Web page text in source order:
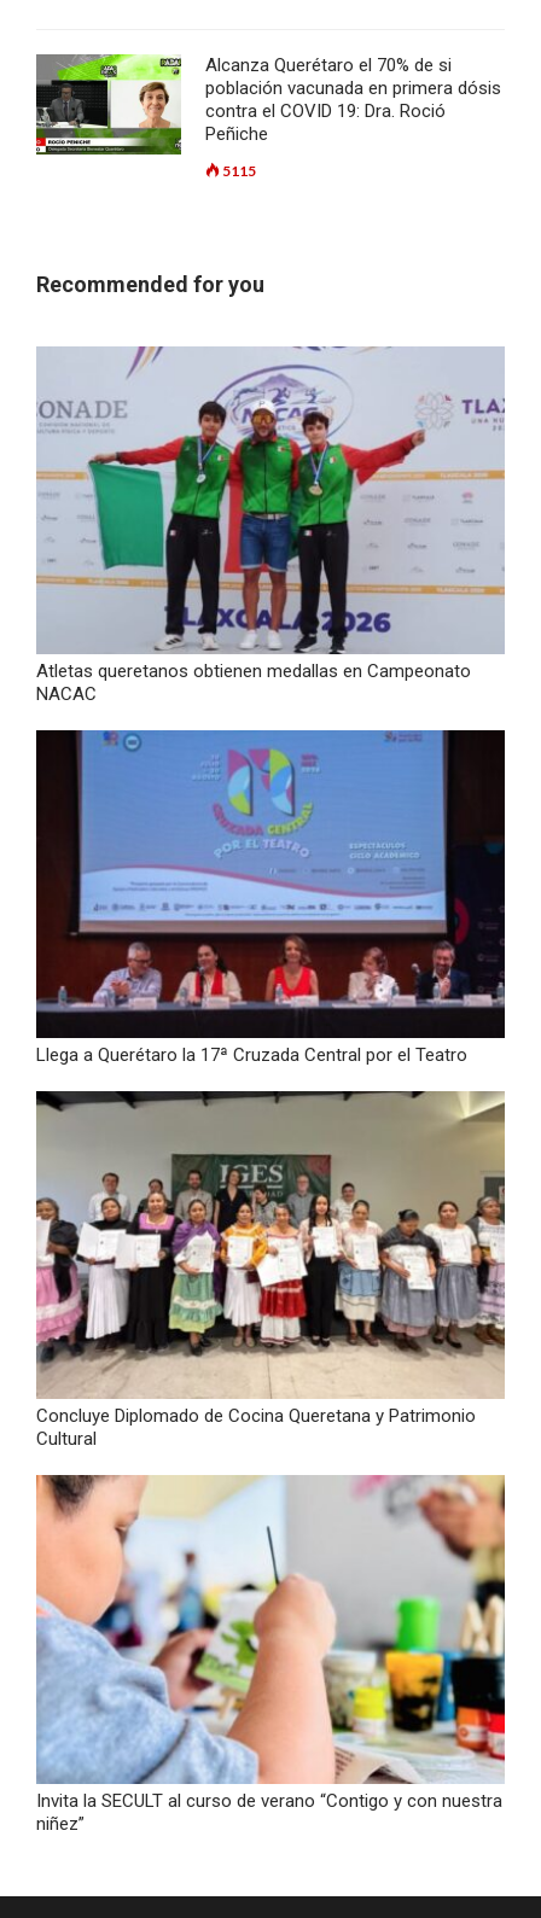
Alcanza Querétaro el 70% de si
población vacunada en primera dósis
contra el COVID 19: Dra. Roció
Peñiche
5115
Recommended for you
Atletas queretanos obtienen medallas en Campeonato
NACAC
Llega a Querétaro la 17ª Cruzada Central por el Teatro
Concluye Diplomado de Cocina Queretana y Patrimonio
Cultural
Invita la SECULT al curso de verano “Contigo y con nuestra
niñez”